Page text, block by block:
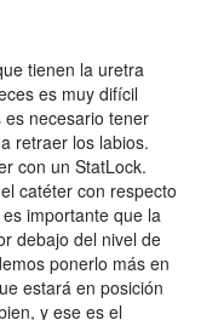
tienen la uretra
es muy difícil
necesario tener
retraer los labios.
con un StatLock.
catéter con respecto
importante que la
debajo del nivel de
ponerlo más en
estará en posición
y ese es el